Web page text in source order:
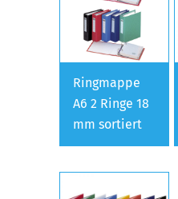
Ringmappe
A6 2 Ringe 18
mm sortiert